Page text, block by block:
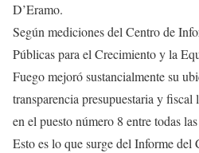
D’Eramo.
Según mediciones del Centro de
Públicas para el Crecimiento y la
Fuego mejoró sustancialmente su
transparencia presupuestaria y
en el puesto número 8 entre todas
Esto es lo que surge del Informe del